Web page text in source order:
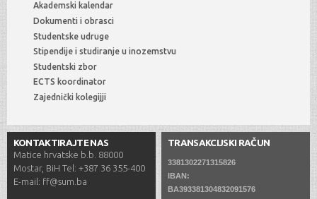
Akademski kalendar
Dokumenti i obrasci
Studentske udruge
Stipendije i studiranje u inozemstvu
Studentski zbor
ECTS koordinator
Zajednički kolegijji
KONTAKTIRAJTE NAS
Matice hrvatske b.b. 88000
Mostar, BiH Tel: +387 36 355-400
E-mail: ff@sum.ba
TRANSAKCIJSKI RAČUN
3381302271315826
IBAN:
BA393381304832091576